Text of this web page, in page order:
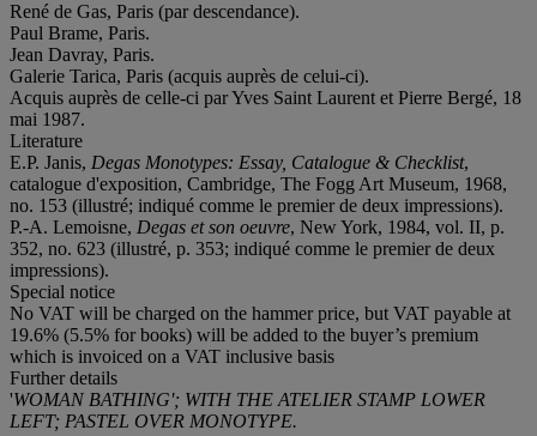
René de Gas, Paris (par descendance).
Paul Brame, Paris.
Jean Davray, Paris.
Galerie Tarica, Paris (acquis auprès de celui-ci).
Acquis auprès de celle-ci par Yves Saint Laurent et Pierre Bergé, 18
mai 1987.
Literature
E.P. Janis, Degas Monotypes: Essay, Catalogue & Checklist,
catalogue d'exposition, Cambridge, The Fogg Art Museum, 1968,
no. 153 (illustré; indiqué comme le premier de deux impressions).
P.-A. Lemoisne, Degas et son oeuvre, New York, 1984, vol. II, p.
352, no. 623 (illustré, p. 353; indiqué comme le premier de deux
impressions).
Special notice
No VAT will be charged on the hammer price, but VAT payable at
19.6% (5.5% for books) will be added to the buyer’s premium
which is invoiced on a VAT inclusive basis
Further details
'WOMAN BATHING'; WITH THE ATELIER STAMP LOWER
LEFT; PASTEL OVER MONOTYPE.